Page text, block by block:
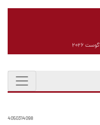
4050314098